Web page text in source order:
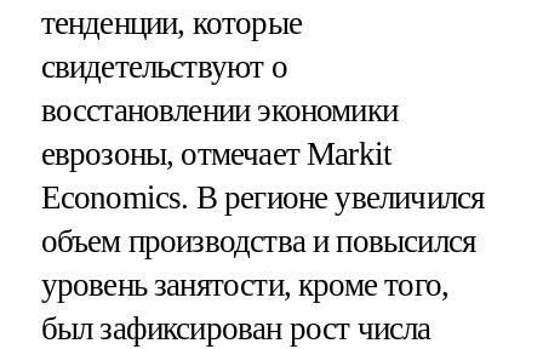
тенденции, которые
свидетельствуют о
восстановлении экономики
еврозоны, отмечает Markit
Economics. В регионе увеличился
объем производства и повысился
уровень занятости, кроме того,
был зафиксирован рост числа